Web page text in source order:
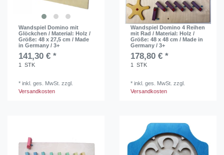
Wandspiel Domino mit
Glöckchen / Material: Holz /
Größe: 48 x 27,5 cm / Made
in Germany / 3+
141,30 € *
1 STK
*inkl. ges. MwSt. zzgl.
Versandkosten
Wandspiel Domino 4 Reihen
mit Rad / Material: Holz /
Größe: 48 x 48 cm / Made in
Germany / 3+
178,80 € *
1 STK
*inkl. ges. MwSt. zzgl.
Versandkosten